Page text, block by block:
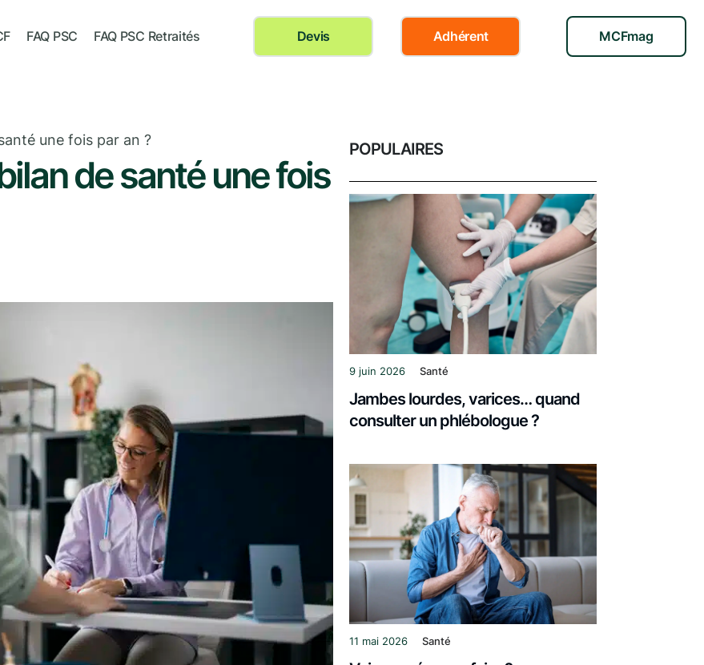
FAQ PSC FAQ PSC Retraités Devis Adhérent MCFmag
une fois par an ?
de santé une fois
POPULAIRES
9 juin 2026 Santé
Jambes lourdes, varices… quand
consulter un phlébologue ?
11 mai 2026 Santé